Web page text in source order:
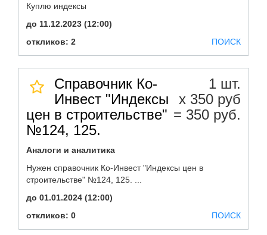
Куплю индексы
до 11.12.2023 (12:00)
откликов: 2
ПОИСК
Справочник Ко-
Инвест "Индексы
цен в строительстве"
№124, 125.
1 шт.
х 350 руб
= 350 руб.
Аналоги и аналитика
Нужен справочник Ко-Инвест "Индексы цен в
строительстве" №124, 125. ...
до 01.01.2024 (12:00)
откликов: 0
ПОИСК